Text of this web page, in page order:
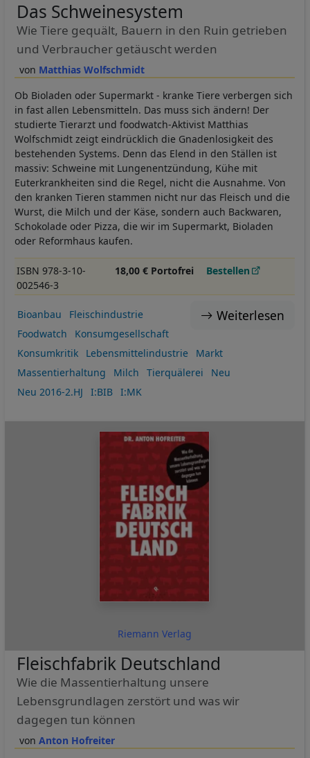
Matthias Wolfschmidt
Das Schweinesystem
Wie Tiere gequält, Bauern in den Ruin getrieben
und Verbraucher getäuscht werden
Ob Bioladen oder Supermarkt - kranke Tiere verbergen sich
in fast allen Lebensmitteln. Das muss sich ändern! Der
studierte Tierarzt und foodwatch-Aktivist Matthias
Wolfschmidt zeigt eindrücklich die Gnadenlosigkeit des
bestehenden Systems. Denn das Elend in den Ställen ist
massiv: Schweine mit Lungenentzündung, Kühe mit
Euterkrankheiten sind die Regel, nicht die Ausnahme. Von
den kranken Tieren stammen nicht nur das Fleisch und die
Wurst, die Milch und der Käse, sondern auch Backwaren,
Schokolade oder Pizza, die wir im Supermarkt, Bioladen
oder Reformhaus kaufen.
ISBN 978-3-10-
002546-3
18,00 € Portofrei Bestellen
Weiterlesen
Bioanbau
Fleischindustrie
Foodwatch
Konsumgesellschaft
Konsumkritik
Lebensmittelindustrie
Markt
Massentierhaltung
Milch Tierquälerei
Neu
Neu 2016-2.HJ
I:BIB I:MK
Riemann Verlag
Anton Hofreiter
Fleischfabrik Deutschland
Wie die Massentierhaltung unsere
Lebensgrundlagen zerstört und was wir
dagegen tun können